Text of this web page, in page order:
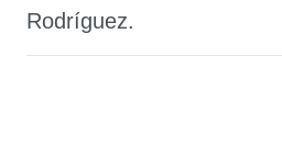
Rodríguez.